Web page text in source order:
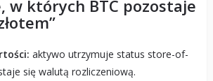
w których BTC pozostaje
aktywo utrzymuje status store-of-
się walutą rozliczeniową.